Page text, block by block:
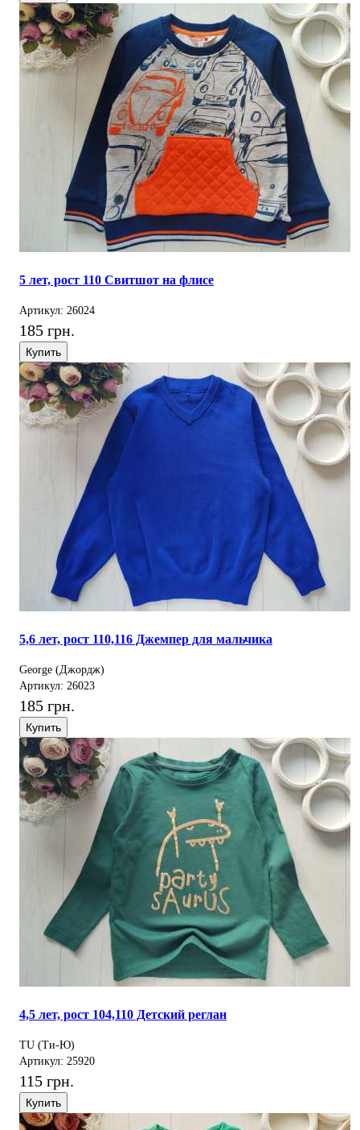
5 лет, рост 110 Свитшот на флисе
Артикул: 26024
185 грн.
Купить
5,6 лет, рост 110,116 Джемпер для мальчика
George (Джордж)
Артикул: 26023
185 грн.
Купить
4,5 лет, рост 104,110 Детский реглан
TU (Ти-Ю)
Артикул: 25920
115 грн.
Купить